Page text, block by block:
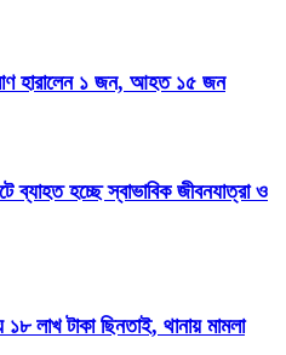
হারালেন ১ জন, আহত ১৫ জন
ব্যাহত হচ্ছে স্বাভাবিক জীবনযাত্রা ও
১৮ লাখ টাকা ছিনতাই, থানায় মামলা